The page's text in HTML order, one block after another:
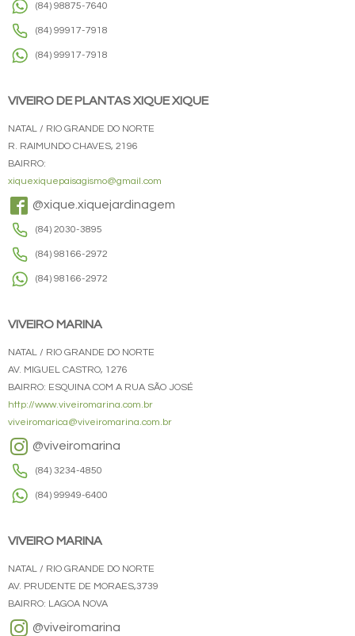
(84) 98875-7640
(84) 99917-7918
(84) 99917-7918
VIVEIRO DE PLANTAS XIQUE XIQUE
NATAL / RIO GRANDE DO NORTE
R. RAIMUNDO CHAVES, 2196
BAIRRO:
xiquexiquepaisagismo@gmail.com
@xique.xiquejardinagem
(84) 2030-3895
(84) 98166-2972
(84) 98166-2972
VIVEIRO MARINA
NATAL / RIO GRANDE DO NORTE
AV. MIGUEL CASTRO, 1276
BAIRRO: ESQUINA COM A RUA SÃO JOSÉ
http://www.viveiromarina.com.br
viveiromarica@viveiromarina.com.br
@viveiromarina
(84) 3234-4850
(84) 99949-6400
VIVEIRO MARINA
NATAL / RIO GRANDE DO NORTE
AV. PRUDENTE DE MORAES,3739
BAIRRO: LAGOA NOVA
@viveiromarina